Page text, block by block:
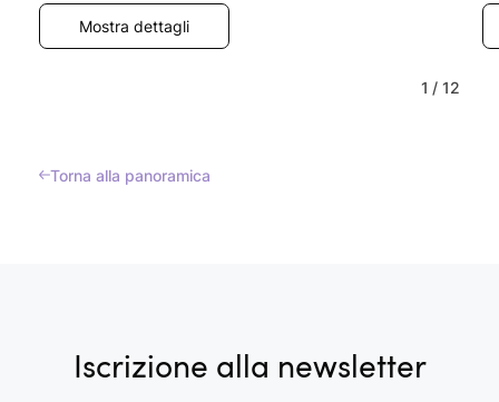
Mostra dettagli
1 / 12
Torna alla panoramica
Iscrizione alla newsletter